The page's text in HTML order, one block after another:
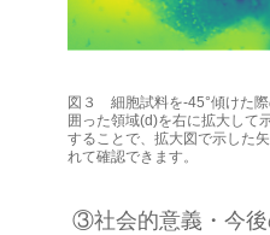
図３ 細胞試料を-45°傾けた
囲った領域(d)を右に拡大して
することで、拡大図で示した
れて確認できます。
③社会的意義・今後